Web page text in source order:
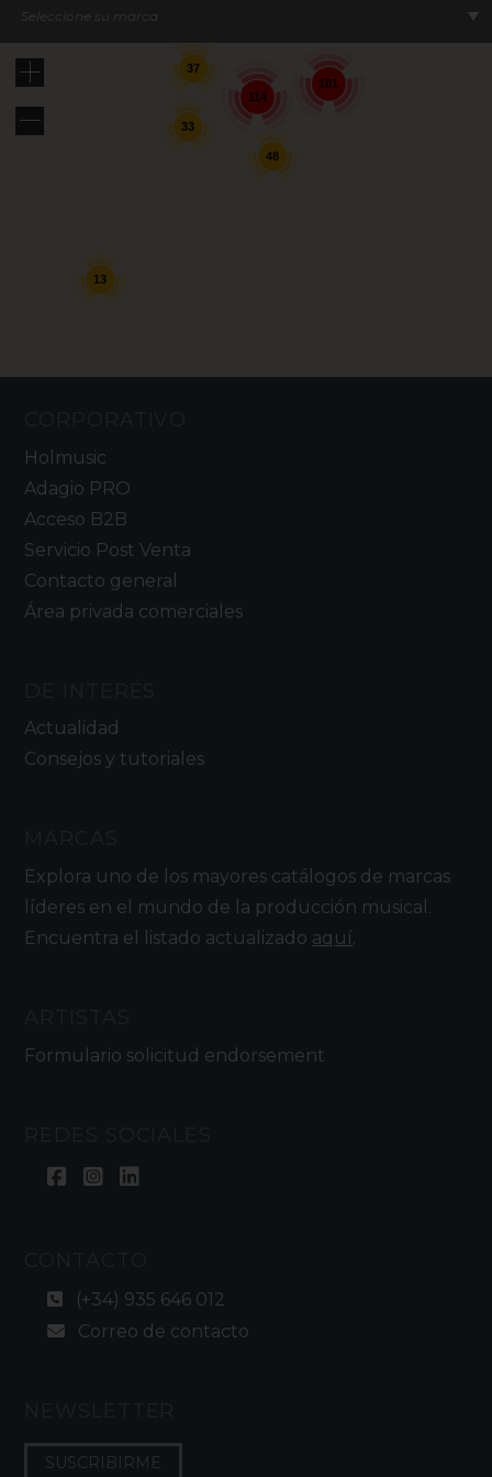
Seleccione su marca
114
101
13
33
37
48
Holmusic
Adagio PRO
Acceso B2B
Servicio Post Venta
Contacto general
Área privada comerciales
Actualidad
Consejos y tutoriales
Explora uno de los mayores catálogos de marcas
líderes en el mundo de la producción musical.
Encuentra el listado actualizado aquí.
Formulario solicitud endorsement
(+34) 935 646 012
Correo de contacto
SUSCRIBIRME